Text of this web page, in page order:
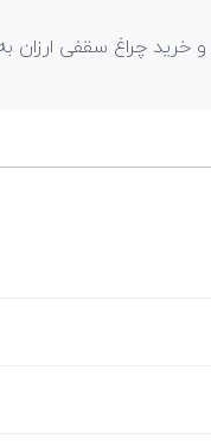
خرید چراغ سقفی